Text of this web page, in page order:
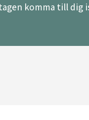
komma till dig